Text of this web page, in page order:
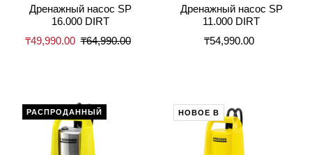
Дренажный насос SP
16.000 DIRT
₸49,990.00 ₸64,990.00
Дренажный насос SP
11.000 DIRT
₸54,990.00
РАСПРОДАННЫЙ НОВОЕ В